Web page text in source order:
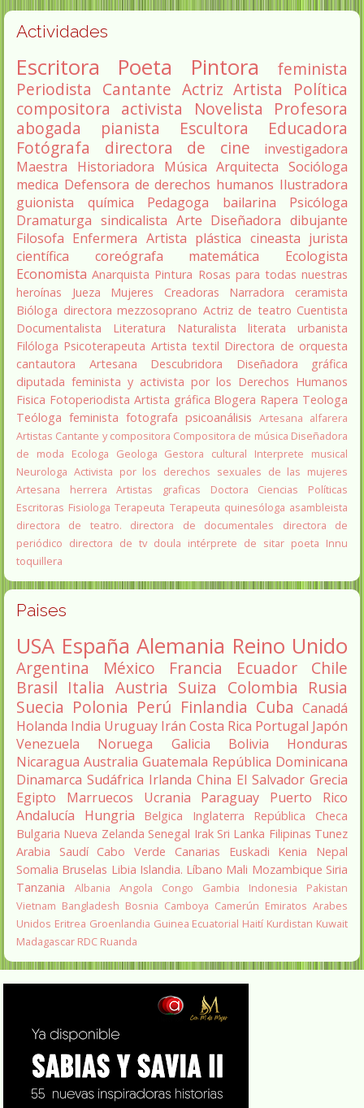
Actividades
Escritora Poeta Pintora
feminista
Periodista Cantante Actriz Artista
Política
compositora activista Novelista
Profesora
abogada
pianista Escultora
Educadora
Fotógrafa
directora de cine
investigadora
Maestra
Historiadora Música Arquitecta Socióloga
medica Defensora de derechos humanos Ilustradora
guionista
química Pedagoga bailarina
Psicóloga
Dramaturga sindicalista Arte Diseñadora dibujante
Filosofa Enfermera Artista plástica cineasta jurista
científica
coreógrafa matemática
Ecologista
Economista Anarquista Pintura Rosas para todas nuestras
heroínas
Jueza Mujeres Creadoras Narradora
ceramista
Bióloga directora mezzosoprano Actriz de teatro Cuentista
Documentalista
Literatura Naturalista literata
urbanista
Filóloga Psicoterapeuta Artista textil Directora de orquesta
cantautora
Artesana Descubridora
Diseñadora gráfica
diputada feminista y activista por los Derechos Humanos
Fisica Fotoperiodista Artista gráfica Blogera Rapera Teologa
Teóloga feminista fotografa psicoanálisis Artesana alfarera
Artistas Cantante y compositora Compositora de música Diseñadora
de moda
Ecologa Geologa Gestora cultural
Interprete musical
Neurologa Activista por los derechos sexuales de las mujeres
Artesana herrera
Artistas graficas
Doctora Ciencias Políticas
Escritoras Fisiologa Terapeuta Terapeuta quinesóloga asambleista
directora de teatro.
directora de documentales
directora de
periódico directora de tv doula intérprete de sitar poeta Innu
toquillera
Paises
USA España Alemania Reino Unido
Argentina México Francia Ecuador
Chile
Brasil Italia Austria Suiza Colombia Rusia
Suecia Polonia Perú Finlandia Cuba Canadá
Holanda India Uruguay Irán Costa Rica Portugal Japón
Venezuela
Noruega Galicia Bolivia
Honduras
Nicaragua Australia Guatemala República Dominicana
Dinamarca Sudáfrica Irlanda China El Salvador Grecia
Egipto
Marruecos Ucrania Paraguay
Puerto Rico
Andalucía
Hungria Belgica Inglaterra
República Checa
Bulgaria Nueva Zelanda Senegal Irak Sri Lanka Filipinas Tunez
Arabia Saudí Cabo Verde Canarias Euskadi Kenia
Nepal
Somalia Bruselas Libia Islandia. Líbano Mali Mozambique Siria
Tanzania
Albania Angola Congo Gambia Indonesia
Pakistan
Vietnam Bangladesh Bosnia Camboya Camerún Emiratos Arabes
Unidos Eritrea Groenlandia Guinea Ecuatorial Haití Kurdistan Kuwait
Madagascar RDC Ruanda